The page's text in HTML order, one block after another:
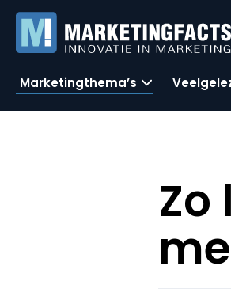
Marketingthema’s